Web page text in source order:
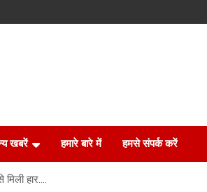
खबरें हमारे बारे में हमसे संपर्क करें
हार….